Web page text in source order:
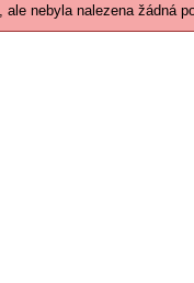
ale nebyla nalezena žádná